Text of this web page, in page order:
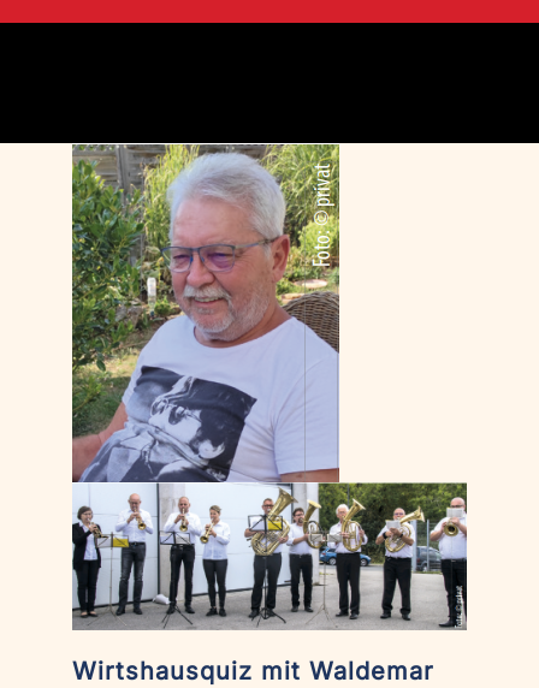
Wirtshausquiz mit Waldemar